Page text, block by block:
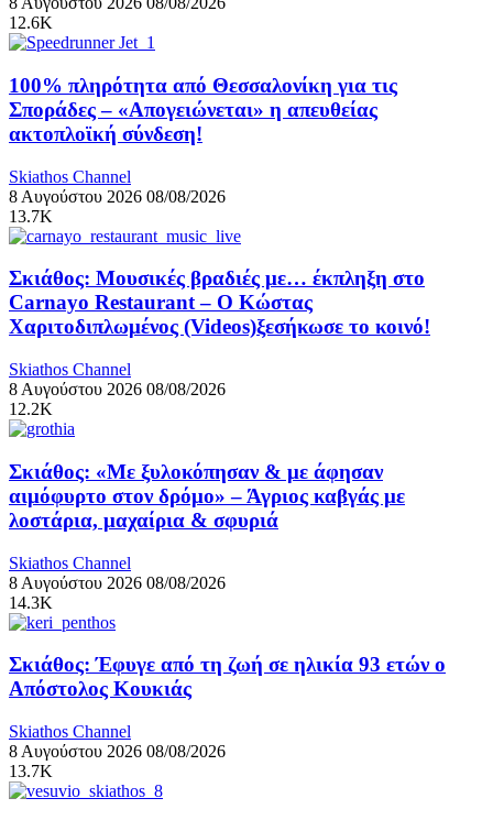
12.6K
100% πληρότητα από Θεσσαλονίκη για τις
Σποράδες – «Απογειώνεται» η απευθείας
ακτοπλοϊκή σύνδεση!
Skiathos Channel
8 Αυγούστου 2026 08/08/2026
13.7K
Σκιάθος: Μουσικές βραδιές με… έκπληξη στο
Carnayo Restaurant – Ο Κώστας
Χαριτοδιπλωμένος (Videos)ξεσήκωσε το κοινό!
Skiathos Channel
8 Αυγούστου 2026 08/08/2026
12.2K
Σκιάθος: «Με ξυλοκόπησαν & με άφησαν
αιμόφυρτο στον δρόμο» – Άγριος καβγάς με
λοστάρια, μαχαίρια & σφυριά
Skiathos Channel
8 Αυγούστου 2026 08/08/2026
14.3K
Σκιάθος: Έφυγε από τη ζωή σε ηλικία 93 ετών ο
Απόστολος Κουκιάς
Skiathos Channel
8 Αυγούστου 2026 08/08/2026
13.7K